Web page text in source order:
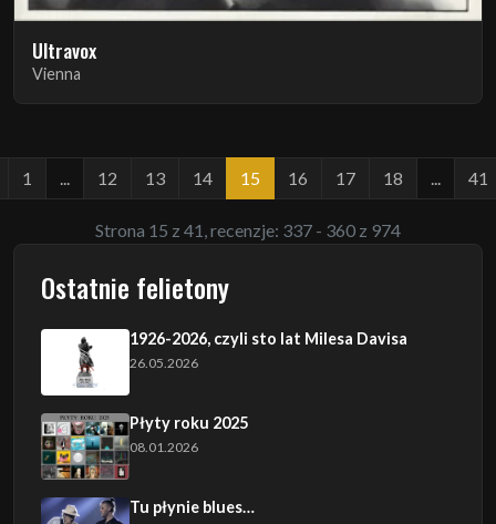
Ultravox
Vienna
1 12 13 14 15 16 17 18 41
Strona 15 z 41, recenzje: 337 - 360 z 974
Ostatnie felietony
1926-2026, czyli sto lat Milesa Davisa
26.05.2026
Płyty roku 2025
08.01.2026
Tu płynie blues…